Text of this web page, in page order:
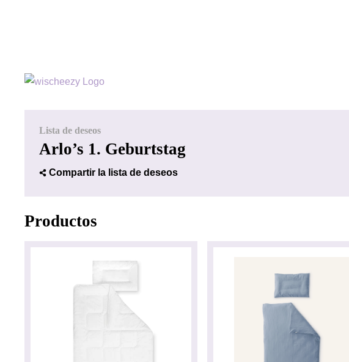
Lista de deseos
Arlo’s 1. Geburtstag
Compartir la lista de deseos
Productos